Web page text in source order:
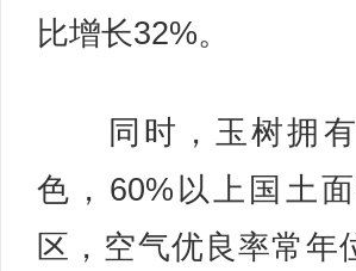
比增长32%。
同时，玉树拥有
色，60%以上国土
区，空气优良率常年